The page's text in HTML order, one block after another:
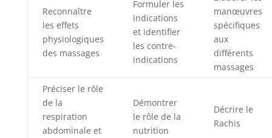
Reconnaître
les effets
physiologiques
des massages
Formuler les
indications
et identifier
les contre-
indications
manœuvres
spécifiques
aux
différents
massages
Préciser le rôle
de la
respiration
abdominale et
Démontrer
le rôle de la
nutrition
Décrire le
Rachis